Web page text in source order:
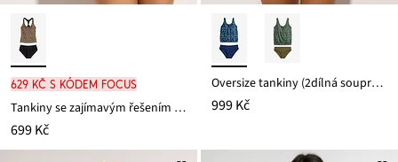
629 Kč s kódem FOCUS
Tankiny se zajímavým řešením zadního dílu (2dílná souprava)
699 Kč
Oversize tankiny (2dílná souprava) se širokými ramínky
999 Kč